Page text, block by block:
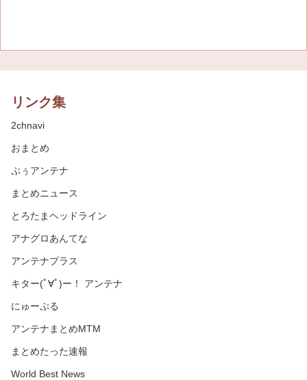
リンク集
2chnavi
おまとめ
ぷぅアンテナ
まとめニュース
とろたまヘッドライン
アナグロあんてな
アンテナプラス
キター(ﾟ∀ﾟ)ー！ アンテナ
にゅーぷる
アンテナまとめMTM
まとめたった速報
World Best News